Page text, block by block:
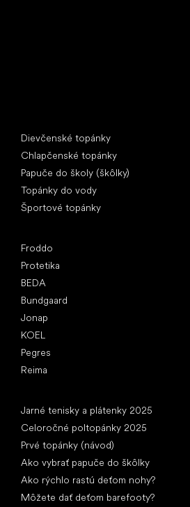
Dievčenské topánky
Chlapčenské topánky
Papuče do školy (škôlky)
Topánky do vody
Športové topánky
Froddo
Protetika
BEDA
Bundgaard
Jonap
KOEL
Pegres
Reima
Jarné tenisky a plátenky 2025
Celoročné poltopánky 2025
Prvé topánky (návod)
Ako vybrať papuče do škôlky
Ako rýchlo rastú deťom nohy?
Môžete dať deťom barefooty?